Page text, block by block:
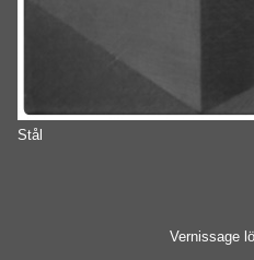
Stål
Vernissage